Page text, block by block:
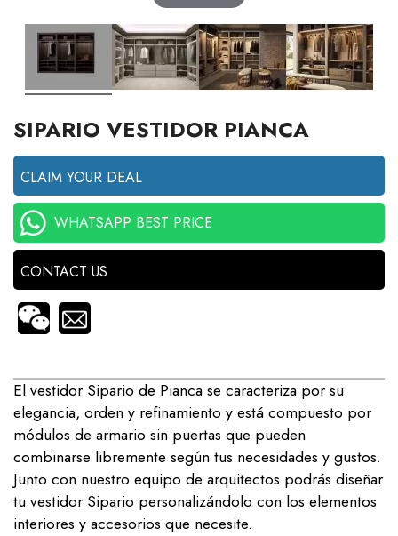
SIPARIO VESTIDOR PIANCA
CLAIM YOUR DEAL
WHATSAPP BEST PRICE
CONTACT US
El vestidor Sipario de Pianca se caracteriza por su
elegancia, orden y refinamiento y está compuesto por
módulos de armario sin puertas que pueden
combinarse libremente según tus necesidades y gustos.
Junto con nuestro equipo de arquitectos podrás diseñar
tu vestidor Sipario personalizándolo con los elementos
interiores y accesorios que necesite.